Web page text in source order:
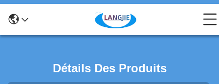
Détails Des Produits